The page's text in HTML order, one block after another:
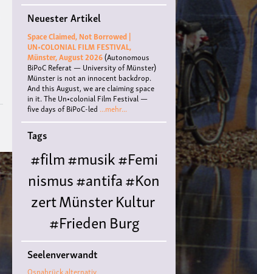
Schluck&weg
Neuester Artikel
Space Claimed, Not Borrowed |
UN•COLONIAL FILM FESTIVAL,
Münster, August 2026(Autonomous
BiPoC Referat — University of Münster)
Münster is not an innocent backdrop.
And this August, we are claiming space
in it. The Un•colonial Film Festival —
five days of BiPoC-led ...mehr...
Tags
#film#musik#Femi
nismus#antifa#Kon
zertMünsterKultur
#FriedenBurg
Hülshoffliteratur#
Queer#Workshop
Seelenverwandt
Osnabrück alternativ